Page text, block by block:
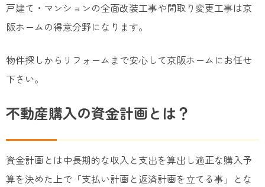
戸建て・マンションの全面改装工事や間取り変更工事は京
阪ホームの得意分野になります。
物件探しからリフォームまで安心して京阪ホームにお任せ
下さい。
不動産購入の資金計画とは？
資金計画とは中長期的な収入と支出を算出し適正な購入予
算を決めた上で「支払い計画と返済計画を立てる事」とな